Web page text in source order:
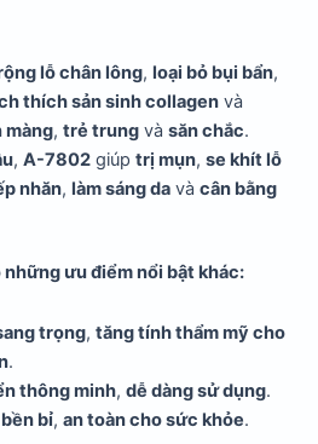
lỗ chân lông,loại bỏ bụi bẩn,
thích sản sinh collagen và
màng,trẻ trung vàsăn chắc.
,A-7802 giúptrị mụn,se khít lỗ
nhăn,làm sáng da vàcân bằng
ưu điểm nổi bật khác:
trọng,tăng tính thẩm mỹ cho
.
thông minh,dễ dàng sử dụng.
bền bỉ,an toàn cho sức khỏe.